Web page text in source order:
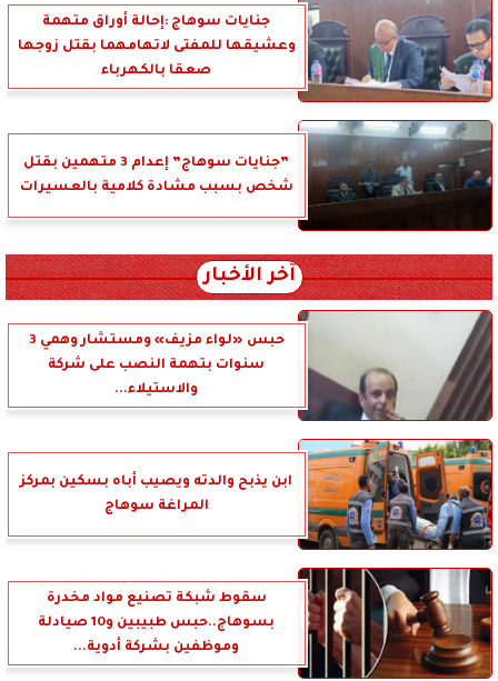
جنايات سوهاج :إحالة أوراق متهمة
وعشيقها للمفتى لاتهامهما بقتل زوجها
صعقا بالكهرباء
”جنايات سوهاج” إعدام 3 متهمين بقتل
شخص بسبب مشادة كلامية بالعسيرات
آخر الأخبار
حبس «لواء مزيف» ومستشار وهمي 3
سنوات بتهمة النصب على شركة
والاستيلاء...
ابن يذبح والدته ويصيب أباه بسكين بمركز
المراغة سوهاج
سقوط شبكة تصنيع مواد مخدرة
بسوهاج..حبس طبيبين و10 صيادلة
وموظفين بشركة أدوية...